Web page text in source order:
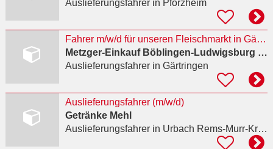
Auslieferungsfahrerin Pforzheim
Fahrer m/w/d für unseren Fleischmarkt in Gärtringen (Führerscheinklasse CE)
Metzger-Einkauf Böblingen-Ludwigsburg eG
Auslieferungsfahrerin Gärtringen
Auslieferungsfahrer (m/w/d)
Getränke Mehl
Auslieferungsfahrerin Urbach Rems-Murr-Kreis